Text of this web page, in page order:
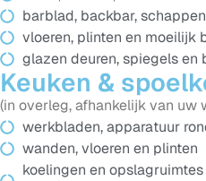
barblad, backbar,
vloeren, plinten en moeilijk
glazen deuren, spiegels en
Keuken &
(in overleg, afhankelijk van uw
werkbladen, apparatuur
wanden, vloeren en plinten
koelingen en